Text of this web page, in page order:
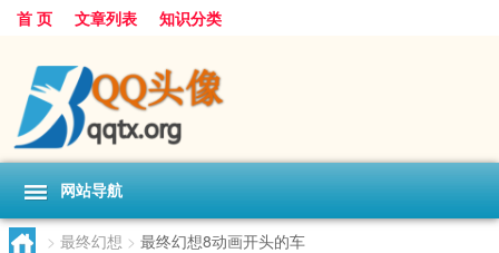
首 页 文章列表 知识分类
网站导航
> 最终幻想 > 最终幻想8动画开头的车